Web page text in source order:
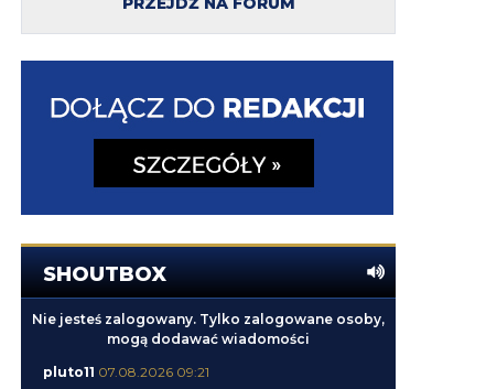
SHOUTBOX
Nie jesteś zalogowany. Tylko zalogowane osoby,
mogą dodawać wiadomości
pluto11 07.08.2026 09:21